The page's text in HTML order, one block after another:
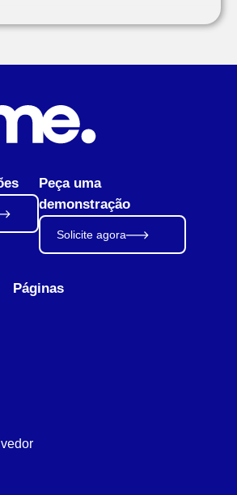
Peça uma
demonstração
Solicite agora
Páginas